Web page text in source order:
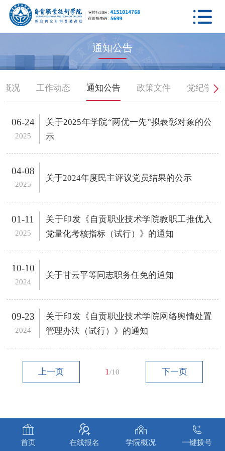

通知公告
概况 工作动态 通知公告 政策文件 党纪学习
06-24
2025
关于2025年学院“两优一先”拟表彰对象的公
示
04-08
2025
关于2024年度民主评议党员结果的公示
01-11
2025
关于印发《自贡职业技术学院教职工推优入
党量化考核指标（试行）》的通知
10-10
2024
关于甘云平等同志职务任免的通知
09-23
2024
关于印发《自贡职业技术学院网络舆情处置
管理办法（试行）》的通知
上一页 1/10 下一页

首页

在线报名

学院概况

一键拨号